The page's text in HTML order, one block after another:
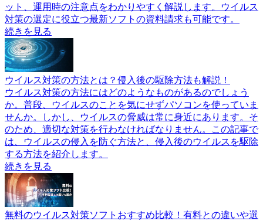
ット、運用時の注意点をわかりやすく解説します。ウイルス
対策の選定に役立つ最新ソフトの資料請求も可能です。
続きを見る
ウイルス対策の方法とは？侵入後の駆除方法も解説！
ウイルス対策の方法にはどのようなものがあるのでしょう
か。普段、ウイルスのことを気にせずパソコンを使っていま
せんか。しかし、ウイルスの脅威は常に身近にあります。そ
のため、適切な対策を行わなければなりません。この記事で
は、ウイルスの侵入を防ぐ方法と、侵入後のウイルスを駆除
する方法を紹介します。
続きを見る
無料のウイルス対策ソフトおすすめ比較！有料との違いや選